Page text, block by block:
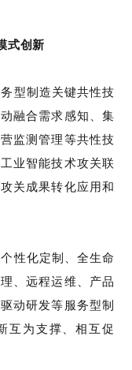
式创新
型制造关键共性技
融合需求感知、集
监测管理等共性技
业智能技术攻关联
关成果转化应用和
个性化定制、 全生命
、远程运维、产品
动研发等服务型制
互为支撑、相互促